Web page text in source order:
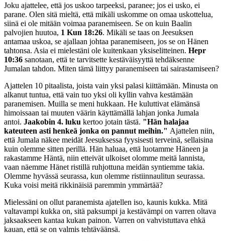
Joku ajattelee, että jos uskoo tarpeeksi, paranee; jos ei usko, ei
parane. Olen sitä mieltä, että mikäli uskomme on omaa uskottelua,
siinä ei ole mitään voimaa paranemiseen. Se on kuin Baalin
palvojien huutoa, 1 Kun 18:26. Mikäli se taas on Jeesuksen
antamaa uskoa, se ajallaan johtaa paranemiseen, jos se on Hänen
tahtonsa. Asia ei mielestäni ole kuitenkaan yksiselitteinen. Hepr
10:36 sanotaan, että te tarvitsette kestäväisyyttä tehdäksenne
Jumalan tahdon. Miten tämä liittyy paranemiseen tai sairastamiseen?
Ajattelen 10 pitaalista, joista vain yksi palasi kiittämään. Minusta on
alkanut tuntua, että vain tuo yksi oli kyllin vahva kestämään
paranemisen. Muilla se meni hukkaan. He kuluttivat elämänsä
himoissaan tai muuten väärin käyttämällä lahjan jonka Jumala
antoi. Jaakobin 4. luku kertoo jotain tästä. "Hän halajaa
kateuteen asti henkeä jonka on pannut meihin." Ajattelen niin,
että Jumala näkee meidät Jeesuksessa fyysisesti terveinä, sellaisina
kuin olemme sitten perillä. Hän haluaa, että luotamme Häneen ja
rakastamme Häntä, niin etteivät ulkoiset olomme meitä lannista,
vaan näemme Hänet ristillä ruhjottuna meidän syntiemme takia.
Olemme hyvässä seurassa, kun olemme ristiinnaulitun seurassa.
Kuka voisi meitä rikkinäisiä paremmin ymmärtää?
Mielessäni on ollut paranemista ajatellen iso, kaunis kukka. Mitä
valtavampi kukka on, sitä paksumpi ja kestävämpi on varren oltava
jaksaakseen kantaa kukan painon. Varren on vahvistuttava ehkä
kauan, että se on valmis tehtäväänsä.